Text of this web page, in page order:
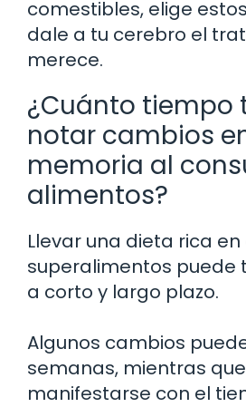
comestibles, elige
dale a tu cerebro el
merece.
¿Cuánto tiempo
notar cambios
memoria al
alimentos?
Llevar una dieta rica
superalimentos puede
a corto y largo plazo.
Algunos cambios
semanas, mientras
manifestarse con el